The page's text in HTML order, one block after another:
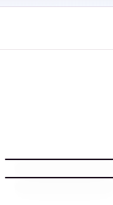
parole calorose